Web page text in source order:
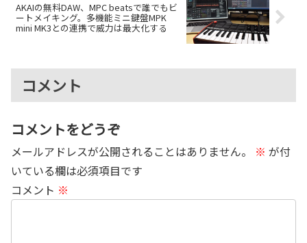
AKAIの無料DAW、MPC beatsで誰でもビ
ートメイキング。多機能ミニ鍵盤MPK
mini MK3との連携で威力は最大化する
コメント
コメントをどうぞ
メールアドレスが公開されることはありません。 ※ が付
いている欄は必須項目です
コメント ※